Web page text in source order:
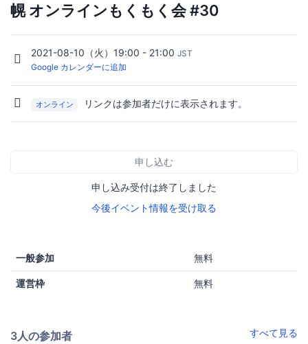
幌 オンラインもくもく会 #30
2021-08-10（火）19:00 - 21:00 JST
Google カレンダーに追加
オンライン リンクは参加者だけに表示されます。
申し込む
申し込み受付は終了しました
今後イベント情報を受け取る
一般参加 無料
運営枠 無料
3人の参加者 すべて見る